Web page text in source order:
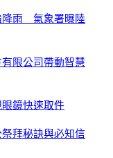
降雨 氣象署曝陸
限公司帶動智慧
眼鏡快速取件
拜秘訣與必知信